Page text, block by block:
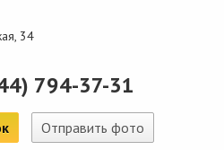
34
794-37-31
Отправить фото